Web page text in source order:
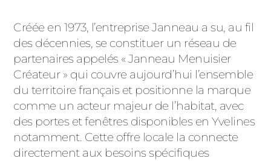
Créée en 1973, l’entreprise Janneau a su, au fil
des décennies, se constituer un réseau de
partenaires appelés « Janneau Menuisier
Créateur » qui couvre aujourd’hui l’ensemble
du territoire français et positionne la marque
comme un acteur majeur de l’habitat, avec
des portes et fenêtres disponibles en Yvelines
notamment. Cette offre locale la connecte
directement aux besoins spécifiques
ALUMINIUM
ACIER